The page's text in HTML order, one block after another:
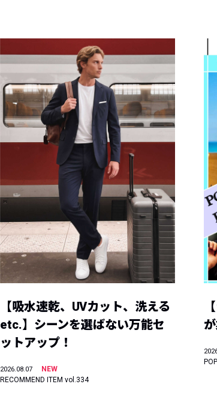
【吸水速乾、UVカット、洗える
etc.】シーンを選ばない万能セ
ットアップ！
2026.08.07
NEW
RECOMMEND ITEM vol.334